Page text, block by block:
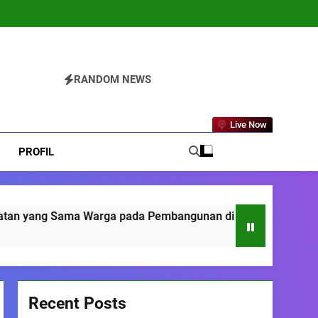
RANDOM NEWS
Live Now
PROFIL
Warga pada Pembangunan di Nglipar Sinau Bareng
3 Months Ago
Recent Posts